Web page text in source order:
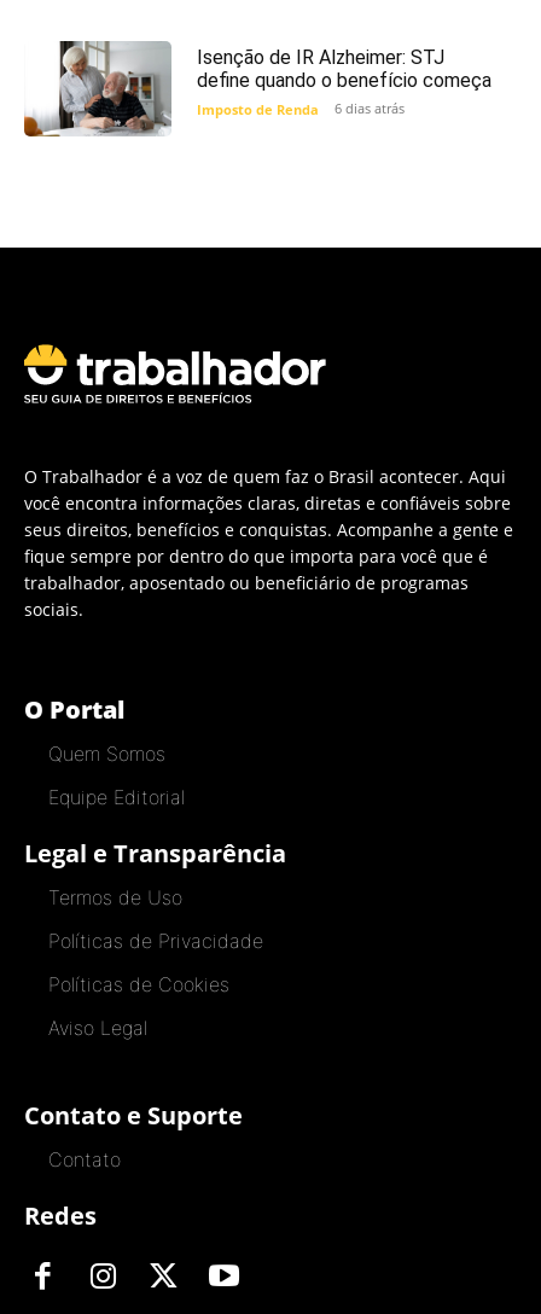
Isenção de IR Alzheimer: STJ
define quando o benefício começa
Imposto de Renda 6 dias atrás
O Trabalhador é a voz de quem faz o Brasil acontecer. Aqui
você encontra informações claras, diretas e confiáveis sobre
seus direitos, benefícios e conquistas. Acompanhe a gente e
fique sempre por dentro do que importa para você que é
trabalhador, aposentado ou beneficiário de programas
sociais.
O Portal
Quem Somos
Equipe Editorial
Legal e Transparência
Termos de Uso
Políticas de Privacidade
Políticas de Cookies
Aviso Legal
Contato e Suporte
Contato
Redes